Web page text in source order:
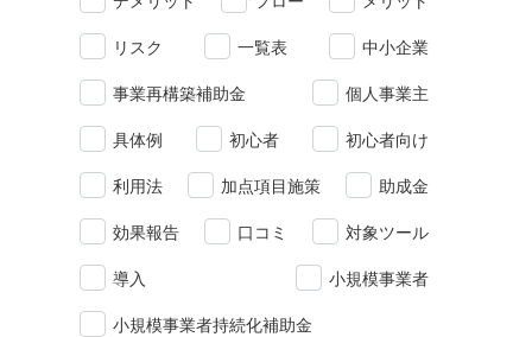
リスク 一覧表 中小企業
事業再構築補助金 個人事業主
具体例 初心者 初心者向け
利用法 加点項目施策 助成金
効果報告 口コミ 対象ツール
導入 小規模事業者
小規模事業者持続化補助金